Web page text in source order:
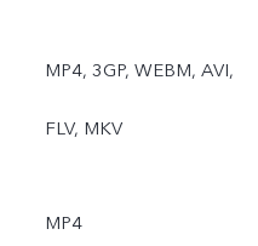
MP4, 3GP, WEBM, AVI,
FLV, MKV
MP4